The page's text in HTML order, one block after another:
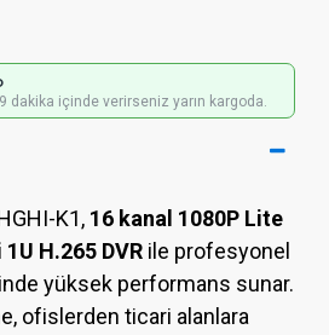
dakika içinde verirseniz yarın kargoda.
K1, 16 kanal 1080P Lite
H.265 DVR ile profesyonel
yüksek performans sunar.
ofislerden ticari alanlara